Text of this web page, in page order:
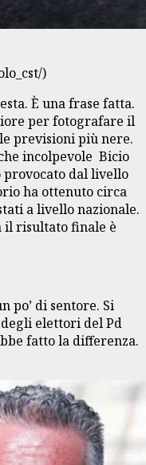
)
È una frase fatta.
per fotografare il
previsioni più nere.
incolpevole Bicio
provocato dal livello
ha ottenuto circa
a livello nazionale.
il risultato finale è
po’ di sentore. Si
elettori del Pd
fatto la differenza.